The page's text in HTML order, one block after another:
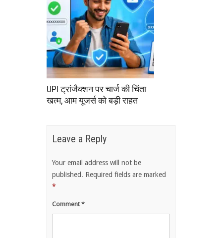
UPI ट्रांजैक्शन पर चार्ज की चिंता
खत्म, आम यूजर्स को बड़ी राहत
Leave a Reply
Your email address will not be
published. Required fields are marked
*
Comment*